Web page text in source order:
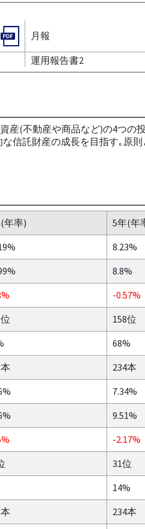
月報
運用報告書2
(不動産や商品など)の4つの
信託財産の成長を目指す｡原
年率) 5年(年
8.23%
8.8%
-0.57%
158位
68%
234本
7.34%
9.51%
-2.17%
31位
14%
234本